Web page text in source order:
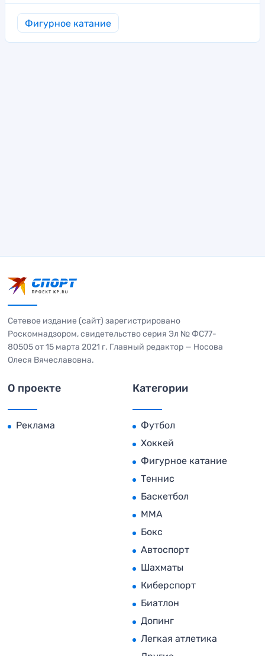
Фигурное катание
Сетевое издание (сайт) зарегистрировано
Роскомнадзором, свидетельство серия Эл № ФС77-
80505 от 15 марта 2021 г. Главный редактор — Носова
Олеся Вячеславовна.
О проекте
Реклама
Категории
Футбол
Хоккей
Фигурное катание
Теннис
Баскетбол
MMA
Бокс
Автоспорт
Шахматы
Киберспорт
Биатлон
Допинг
Легкая атлетика